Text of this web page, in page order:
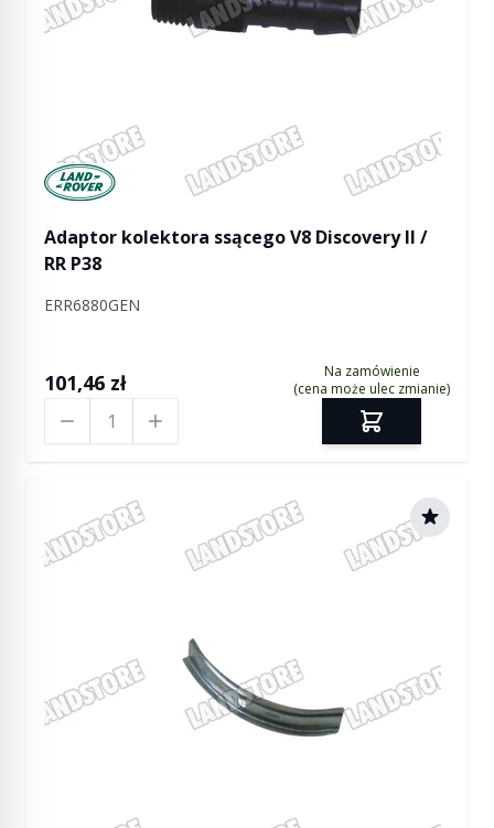
Manufactured by Land rover
Adaptor kolektora ssącego V8 Discovery II /
RR P38
ERR6880GEN
101,46 zł
Na zamówienie
(cena może ulec zmianie)